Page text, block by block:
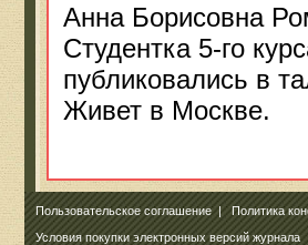
Анна Борисовна
Студентка 5-го
публиковались в
Живет в Москве.
Пользовательское соглашение|Политика
Условия покупки электронных версий журнала